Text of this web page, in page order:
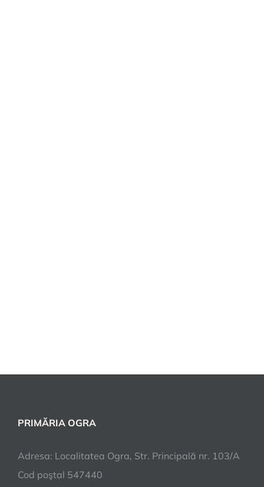
PRIMĂRIA OGRA
Adresa: Localitatea Ogra, Str. Principală nr. 103/A
Cod poştal 547440